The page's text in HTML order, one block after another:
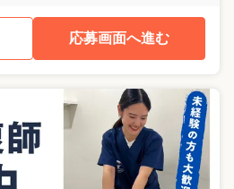
応募画面へ進む